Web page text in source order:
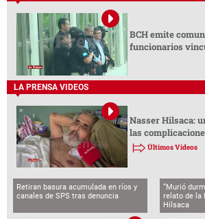
BCH emite
funcionarios
LA PRENSA VIDEOS
Nasser Hilsaca:
las
Últimos Videos
Retiran basura acumulada en ríos y
canales de SPS tras denuncia
“Murió
relato de la
Hilsaca